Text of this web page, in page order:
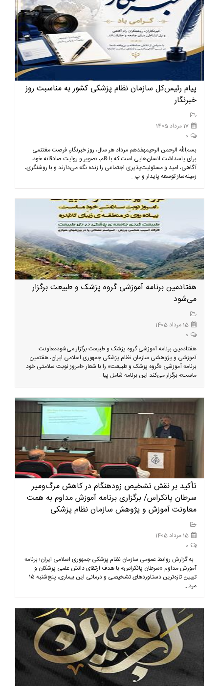
پیام رئیس‌کل سازمان نظام پزشکی کشور به مناسبت روز
خبرنگار
17 مرداد 1405
0
بسم‌الله الرحمن الرحیمهفدهم مرداد هر سال، روز خبرنگار، فرصت مغتنمی
برای پاسداشت انسان‌هایی است که با قلم، تصویر و روایت صادقانه خود،
آگاهی، امید و مسئولیت‌پذیری اجتماعی را زنده نگه می‌دارند و با روشنگری،
زمینه‌ساز توسعه پایدار و پ...
هفتادمین برنامه آموزشی گروه پزشک و طبیعت برگزار
می‌شود
15 مرداد 1405
0
هفتادمین برنامه آموزشی گروه پزشک و طبیعت برگزار می‌شودمعاونت
آموزشی و پژوهشی سازمان نظام پزشکی جمهوری اسلامی ایران، هفتمین
برنامه آموزشی «گروه پزشک و طبیعت» را با شعار «امروز نوبت سلامتی خود
ماست» برگزار می‌کند.این برنامه شامل پیا...
تأکید بر نقش تشخیص زودهنگام در کاهش مرگ‌ومیر
سرطان پانکراس/ برگزاری برنامه آموزش مداوم به همت
معاونت آموزش و پژوهش سازمان نظام پزشکی
15 مرداد 1405
0
به گزارش روابط عمومی سازمان نظام پزشکی جمهوری اسلامی ایران؛ برنامه
آموزش مداوم «سرطان پانکراس» با هدف ارتقای دانش علمی پزشکان و
تبیین تازه‌ترین دستاوردهای تشخیصی و درمانی این بیماری، پنج‌شنبه ۱۵
مرد...